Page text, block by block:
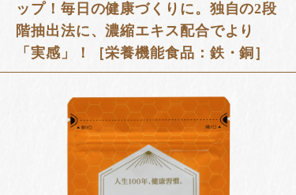
ップ！毎日の健康づくりに。独自の2段
階抽出法に、濃縮エキス配合でより
「実感」！［栄養機能食品：鉄・銅］